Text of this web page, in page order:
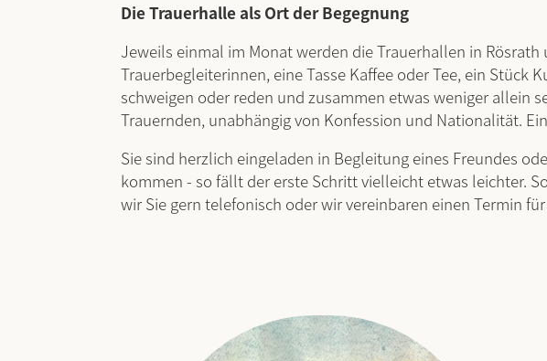
Die Trauerhalle als Ort der Begegnung
Jeweils einmal im Monat werden die Trauerhallen in
Trauerbegleiterinnen, eine Tasse Kaffee oder Tee, ein Stück
schweigen oder reden und zusammen etwas weniger allein
Trauernden, unabhängig von Konfession und Nationalität.
Sie sind herzlich eingeladen in Begleitung eines Freundes
kommen - so fällt der erste Schritt vielleicht etwas leichter.
wir Sie gern telefonisch oder wir vereinbaren einen Termin